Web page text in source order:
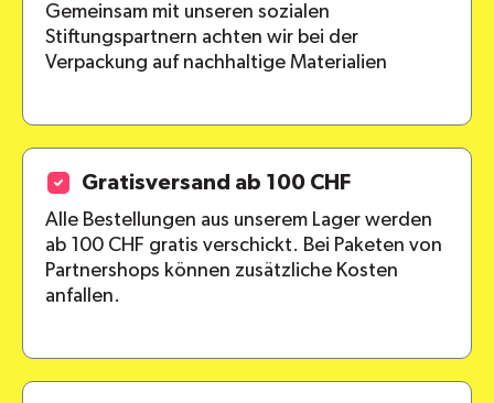
Gemeinsam mit unseren sozialen
Stiftungspartnern achten wir bei der
Verpackung auf nachhaltige Materialien
Gratisversand ab 100 CHF
Alle Bestellungen aus unserem Lager werden
ab 100 CHF gratis verschickt. Bei Paketen von
Partnershops können zusätzliche Kosten
anfallen.